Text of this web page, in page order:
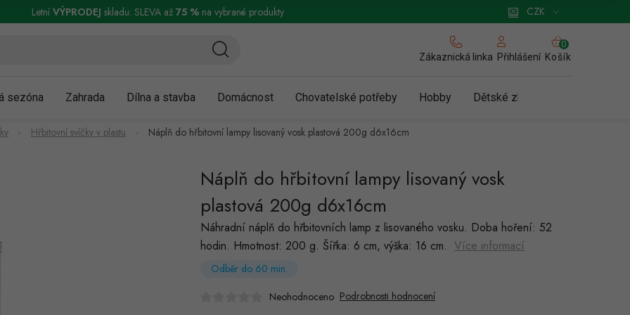
a reklamace Podmínky ochrany osobních údajů Obchodní podmínky pro podnikatele Zásady používání cookies
CZK
LetníVÝPRODEJ skladu: SLEVA až 75 %na vybrané produkty
Zákaznická linka Přihlášení
NÁKUPNÍ
KOŠÍK
Košík
sezóna Zahrada Dílna a stavba Domácnost Chovatelské potřeby Hobby Dětské zboží a hračky
Hřbitovní svíčky v plastu Náplň do hřbitovní lampy lisovaný vosk plastová 200g d6x16cm
Náplň do hřbitovní lampy lisovaný vosk
plastová 200g d6x16cm
Odběr do 60 min.
Náhradní náplň do hřbitovních lamp z lisovaného vosku. Doba hoření: 52
hodin. Hmotnost: 200 g. Šířka: 6 cm, výška: 16 cm. Více informací
Neohodnoceno Podrobnosti hodnocení